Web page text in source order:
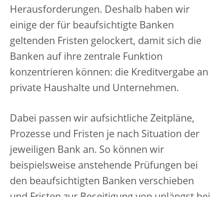
Herausforderungen. Deshalb haben wir
einige der für beaufsichtigte Banken
geltenden Fristen gelockert, damit sich die
Banken auf ihre zentrale Funktion
konzentrieren können: die Kreditvergabe an
private Haushalte und Unternehmen.
Dabei passen wir aufsichtliche Zeitpläne,
Prozesse und Fristen je nach Situation der
jeweiligen Bank an. So können wir
beispielsweise anstehende Prüfungen bei
den beaufsichtigten Banken verschieben